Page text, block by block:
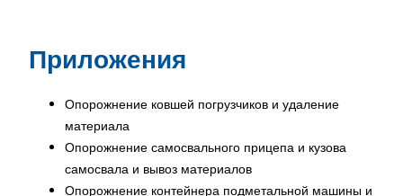
Приложения
Опорожнение ковшей погрузчиков и удаление
материала
Опорожнение самосвального прицепа и кузова
самосвала и вывоз материалов
Опорожнение контейнера подметальной машины и